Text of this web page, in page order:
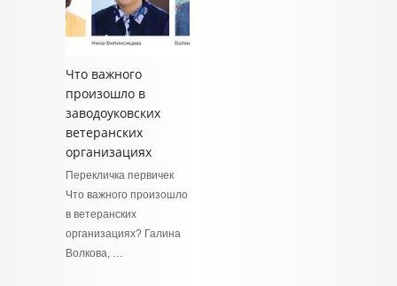
Что важного
произошло в
заводоуковских
ветеранских
организациях
Перекличка первичек
Что важного произошло
в ветеранских
организациях? Галина
Волкова, …